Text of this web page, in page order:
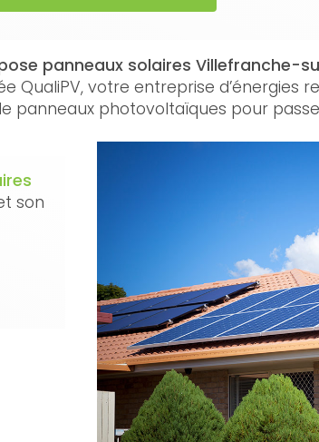
panneaux solaires Villefranche-
QualiPV, votre entreprise d’énergies
panneaux photovoltaïques pour
son